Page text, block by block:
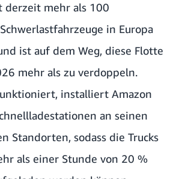
derzeit mehr als 100
in Europa
ist auf dem Weg, diese Flotte
mehr als zu verdoppeln.
installiert Amazon
an seinen
Standorten, sodass die Trucks
als einer Stunde von 20 %